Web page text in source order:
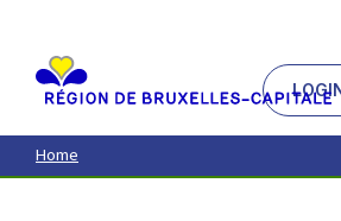
contenu
principal
Home